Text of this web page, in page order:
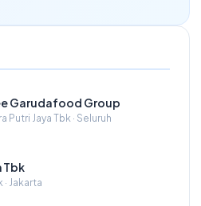
Garudafood Group
Jaya Tbk · Seluruh
Tbk
· Jakarta